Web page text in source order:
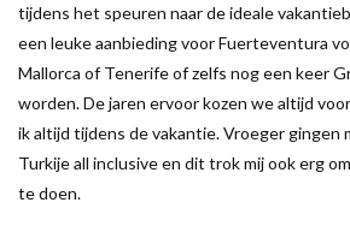
tijdens het speuren naar de ideale
een leuke aanbieding voor Fuerteventura
Mallorca of Tenerife of zelfs nog een keer
worden. De jaren ervoor kozen we altijd
ik altijd tijdens de vakantie. Vroeger gingen
Turkije all inclusive en dit trok mij ook erg
te doen.